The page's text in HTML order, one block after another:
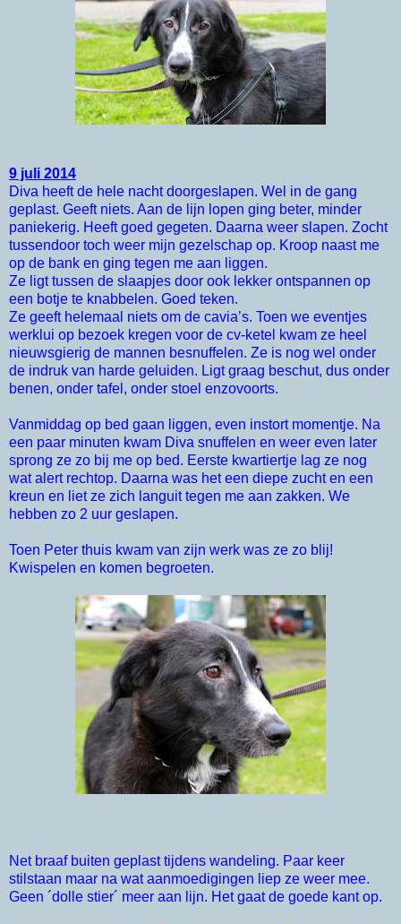
9 juli 2014
Diva heeft de hele nacht doorgeslapen. Wel in de gang
geplast. Geeft niets. Aan de lijn lopen ging beter, minder
paniekerig. Heeft goed gegeten. Daarna weer slapen. Zocht
tussendoor toch weer mijn gezelschap op. Kroop naast me
op de bank en ging tegen me aan liggen.
Ze ligt tussen de slaapjes door ook lekker ontspannen op
een botje te knabbelen. Goed teken.
Ze geeft helemaal niets om de cavia’s. Toen we eventjes
werklui op bezoek kregen voor de cv-ketel kwam ze heel
nieuwsgierig de mannen besnuffelen. Ze is nog wel onder
de indruk van harde geluiden. Ligt graag beschut, dus onder
benen, onder tafel, onder stoel enzovoorts.
Vanmiddag op bed gaan liggen, even instort momentje. Na
een paar minuten kwam Diva snuffelen en weer even later
sprong ze zo bij me op bed. Eerste kwartiertje lag ze nog
wat alert rechtop. Daarna was het een diepe zucht en een
kreun en liet ze zich languit tegen me aan zakken. We
hebben zo 2 uur geslapen.
Toen Peter thuis kwam van zijn werk was ze zo blij!
Kwispelen en komen begroeten.
Net braaf buiten geplast tijdens wandeling. Paar keer
stilstaan maar na wat aanmoedigingen liep ze weer mee.
Geen ´dolle stier´ meer aan lijn. Het gaat de goede kant op.